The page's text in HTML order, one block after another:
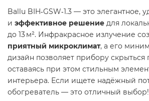
Ballu BIH‑GSW‑1.3 — это элегантное,
и эффективное решение для
до 13 м². Инфракрасное излучение
приятный микроклимат, а его
дизайн позволяет прибору скрыться
оставаясь при этом стильным
интерьера. Если ищете надёжный
обогреватель — это отличный выбор!